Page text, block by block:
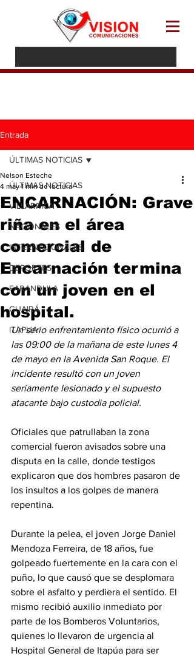
Entrada
ÚLTIMAS NOTICIAS
VILLARRICA
NACIONALES
INTERNACIONALES
DEPORTES
FARANDULA
GUAIRÁ
ITAPUA
ÚLTIMAS NOTICIAS
ENCARNACIÓN: Grave
riña en el área
comercial de
Encarnación termina
con un joven en el
hospital.
Nelson Esteche
4 may 1 min de lectura
Un serio enfrentamiento físico ocurrió a
las 09:00 de la mañana de este lunes 4
de mayo en la Avenida San Roque. El
incidente resultó con un joven
seriamente lesionado y el supuesto
atacante bajo custodia policial.
Oficiales que patrullaban la zona
comercial fueron avisados sobre una
disputa en la calle, donde testigos
explicaron que dos hombres pasaron de
los insultos a los golpes de manera
repentina.
Durante la pelea, el joven Jorge Daniel
Mendoza Ferreira, de 18 años, fue
golpeado fuertemente en la cara con el
puño, lo que causó que se desplomara
sobre el asfalto y perdiera el sentido. El
mismo recibió auxilio inmediato por
parte de los Bomberos Voluntarios,
quienes lo llevaron de urgencia al
Hospital General de Itapúa para ser